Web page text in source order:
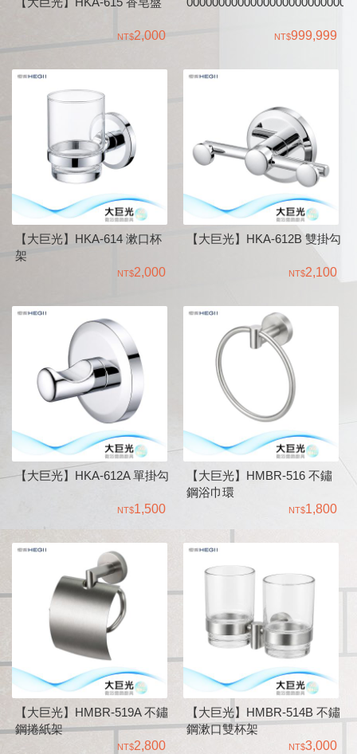
2,000 999,999
【大巨光】HKA-614 漱口杯
架
2,000
【大巨光】HKA-612B 雙掛勾
2,100
【大巨光】HKA-612A 單掛勾
1,500
【大巨光】HMBR-516 不鏽
鋼浴巾環
1,800
【大巨光】HMBR-519A 不鏽
鋼捲紙架
2,800
【大巨光】HMBR-514B 不鏽
鋼漱口雙杯架
3,000